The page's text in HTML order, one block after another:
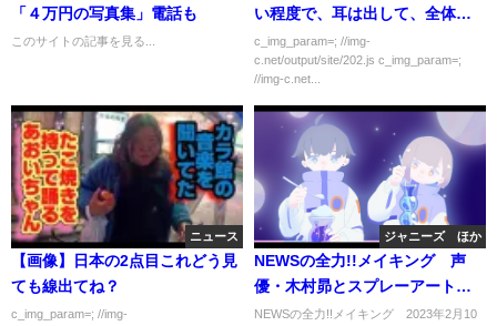
「４万円の写真集」電話も
このサイトの記事を見る...
い程度で、耳は出して、全体的
にすいてください」理髪店ワイ
「www」
c_img_param=; //img-
c.net/output/site/202.js c_img_param=;
//img-c.net...
ニュース
【画像】日本の2点目これどう見
ても線出てね？
c_img_param=; //img-
ジャニーズ ほか
NEWSの全力!!メイキング 声
優・木村昴とスプレーアートを
メイキング 2月10日
NEWSの全力!!メイキング 2023年2月10